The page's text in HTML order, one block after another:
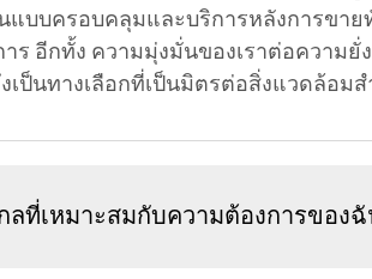
บครอบคลุมและบริการหลังการขายทั่
ร อีกทั้ง ความมุ่งมั่นของเราต่อความยั่
ป็นทางเลือกที่เป็นมิตรต่อสิ่งแวดล้อมส
ลที่เหมาะสมกับความต้องการของฉั